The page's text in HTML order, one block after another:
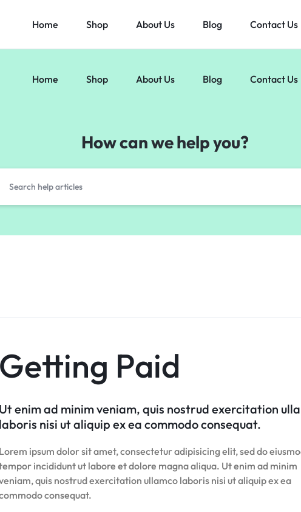
Home Shop About Us Blog Contact Us
Home Shop About Us Blog Contact Us
How can we help you?
Getting Paid
Ut enim ad minim veniam, quis nostrud exercitation
laboris nisi ut aliquip ex ea commodo consequat.
Lorem ipsum dolor sit amet, consectetur adipisicing elit, sed do
incididunt ut labore et dolore magna aliqua. Ut enim ad minim
quis nostrud exercitation ullamco laboris nisi ut aliquip ex ea
consequat.